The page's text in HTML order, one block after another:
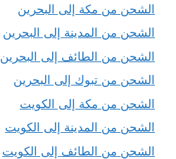
الشحن من مكة إلى البحرين
الشحن من المدينة إلى البحرين
الشحن من الطائف إلى البحرين
الشحن من تبوك إلى البحرين
الشحن من مكة إلى الكويت
الشحن من المدينة إلى الكويت
الشحن من الطائف إلى الكويت